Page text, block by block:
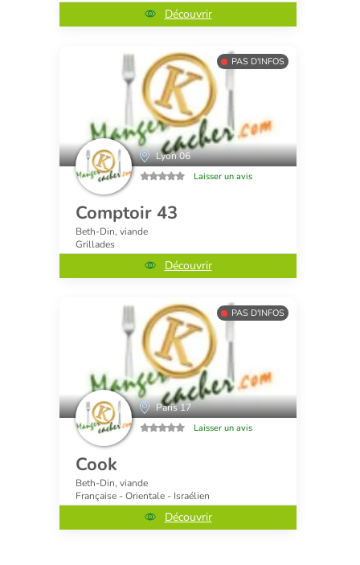
Découvrir
PAS D'INFOS
Lyon 06
Laisser un avis
Comptoir 43
Beth-Din, viande
Grillades
Découvrir
PAS D'INFOS
Paris 17
Laisser un avis
Cook
Beth-Din, viande
Française - Orientale - Israélien
Découvrir